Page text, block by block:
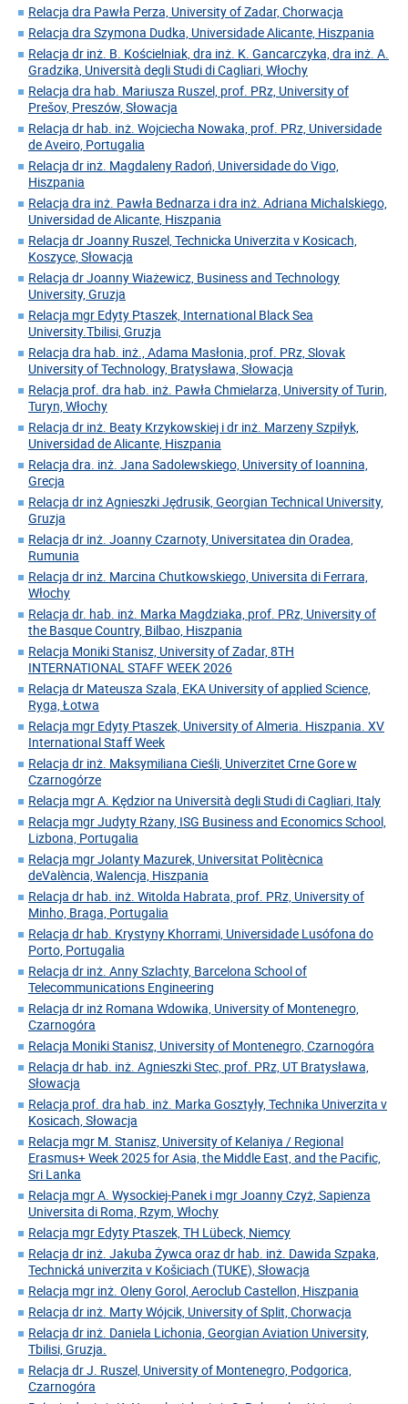
Relacja dra Pawła Perza, University of Zadar, Chorwacja
Relacja dra Szymona Dudka, Universidade Alicante, Hiszpania
Relacja dr inż. B. Kościelniak, dra inż. K. Gancarczyka, dra inż. A.
Gradzika, Università degli Studi di Cagliari, Włochy
Relacja dra hab. Mariusza Ruszel, prof. PRz, University of
Prešov, Preszów, Słowacja
Relacja dr hab. inż. Wojciecha Nowaka, prof. PRz, Universidade
de Aveiro, Portugalia
Relacja dr inż. Magdaleny Radoń, Universidade do Vigo,
Hiszpania
Relacja dra inż. Pawła Bednarza i dra inż. Adriana Michalskiego,
Universidad de Alicante, Hiszpania
Relacja dr Joanny Ruszel, Technicka Univerzita v Kosicach,
Koszyce, Słowacja
Relacja dr Joanny Wiażewicz, Business and Technology
University, Gruzja
Relacja mgr Edyty Ptaszek, International Black Sea
University.Tbilisi, Gruzja
Relacja dra hab. inż., Adama Masłonia, prof. PRz, Slovak
University of Technology, Bratysława, Słowacja
Relacja prof. dra hab. inż. Pawła Chmielarza, University of Turin,
Turyn, Włochy
Relacja dr inż. Beaty Krzykowskiej i dr inż. Marzeny Szpiłyk,
Universidad de Alicante, Hiszpania
Relacja dra. inż. Jana Sadolewskiego, University of Ioannina,
Grecja
Relacja dr inż Agnieszki Jędrusik, Georgian Technical University,
Gruzja
Relacja dr inż. Joanny Czarnoty, Universitatea din Oradea,
Rumunia
Relacja dr inż. Marcina Chutkowskiego, Universita di Ferrara,
Włochy
Relacja dr. hab. inż. Marka Magdziaka, prof. PRz, University of
the Basque Country, Bilbao, Hiszpania
Relacja Moniki Stanisz, University of Zadar, 8TH
INTERNATIONAL STAFF WEEK 2026
Relacja dr Mateusza Szala, EKA University of applied Science,
Ryga, Łotwa
Relacja mgr Edyty Ptaszek, University of Almeria. Hiszpania. XV
International Staff Week
Relacja dr inż. Maksymiliana Cieśli, Univerzitet Crne Gore w
Czarnogórze
Relacja mgr A. Kędzior na Università degli Studi di Cagliari, Italy
Relacja mgr Judyty Rżany, ISG Business and Economics School,
Lizbona, Portugalia
Relacja mgr Jolanty Mazurek, Universitat Politècnica
deValència, Walencja, Hiszpania
Relacja dr hab. inż. Witolda Habrata, prof. PRz, University of
Minho, Braga, Portugalia
Relacja dr hab. Krystyny Khorrami, Universidade Lusófona do
Porto, Portugalia
Relacja dr inż. Anny Szlachty, Barcelona School of
Telecommunications Engineering
Relacja dr inż Romana Wdowika, University of Montenegro,
Czarnogóra
Relacja Moniki Stanisz, University of Montenegro, Czarnogóra
Relacja dr hab. inż. Agnieszki Stec, prof. PRz, UT Bratysława,
Słowacja
Relacja prof. dra hab. inż. Marka Gosztyły, Technika Univerzita v
Kosicach, Słowacja
Relacja mgr M. Stanisz, University of Kelaniya / Regional
Erasmus+ Week 2025 for Asia, the Middle East, and the Pacific,
Sri Lanka
Relacja mgr A. Wysockiej-Panek i mgr Joanny Czyż, Sapienza
Universita di Roma, Rzym, Włochy
Relacja mgr Edyty Ptaszek, TH Lübeck, Niemcy
Relacja dr inż. Jakuba Żywca oraz dr hab. inż. Dawida Szpaka,
Technická univerzita v Košiciach (TUKE), Słowacja
Relacja mgr inż. Oleny Gorol, Aeroclub Castellon, Hiszpania
Relacja dr inż. Marty Wójcik, University of Split, Chorwacja
Relacja dr inż. Daniela Lichonia, Georgian Aviation University,
Tbilisi, Gruzja.
Relacja dr J. Ruszel, University of Montenegro, Podgorica,
Czarnogóra